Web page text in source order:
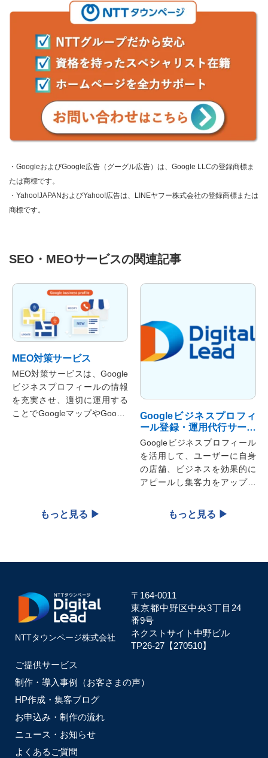
・GoogleおよびGoogle広告（グーグル広告）は、Google LLCの登録商標ま
たは商標です。
・Yahoo!JAPANおよびYahoo!広告は、LINEヤフー株式会社の登録商標または
商標です。
SEO・MEOサービスの関連記事
MEO対策サービス
MEO対策サービスは、Google
ビジネスプロフィールの情報
を充実させ、適切に運用する
ことでGoogleマップやGoogle
Googleビジネスプロフィ
ール登録・運用代行サービ
ス
Googleビジネスプロフィール
を活用して、ユーザーに自身
の店舗、ビジネスを効果的に
アピールし集客力をアップで
代行までワンストップでNTT
タウンページへお任せいただ
NTTタウンページ株式会社
ご提供サービス
制作・導入事例（お客さまの声）
HP作成・集客ブログ
お申込み・制作の流れ
ニュース・お知らせ
よくあるご質問
〒164-0011
東京都中野区中央3丁目24
番9号
ネクストサイト中野ビル
TP26-27【270510】